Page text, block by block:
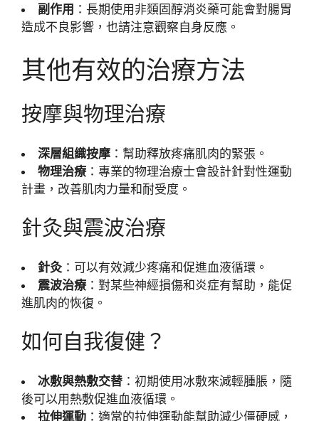
副作用 ：長期使用非類固醇消炎藥可能會對腸胃
造成不良影響，也請注意觀察自身反應。
其他有效的治療方法
按摩與物理治療
深層組織按摩 ：幫助釋放疼痛肌肉的緊張。
物理治療：專業的物理治療士會設計針對性運動
計畫，改善肌肉力量和耐受度。
針灸與震波治療
針灸 ：可以有效減少疼痛和促進血液循環。
震波治療：對某些神經損傷和炎症有幫助，能促
進肌肉的恢復。
如何自我復健？
冰敷與熱敷交替 ：初期使用冰敷來減輕腫脹，隨
後可以用熱敷促進血液循環。
拉伸運動 ：適當的拉伸運動能幫助減少僵硬感，